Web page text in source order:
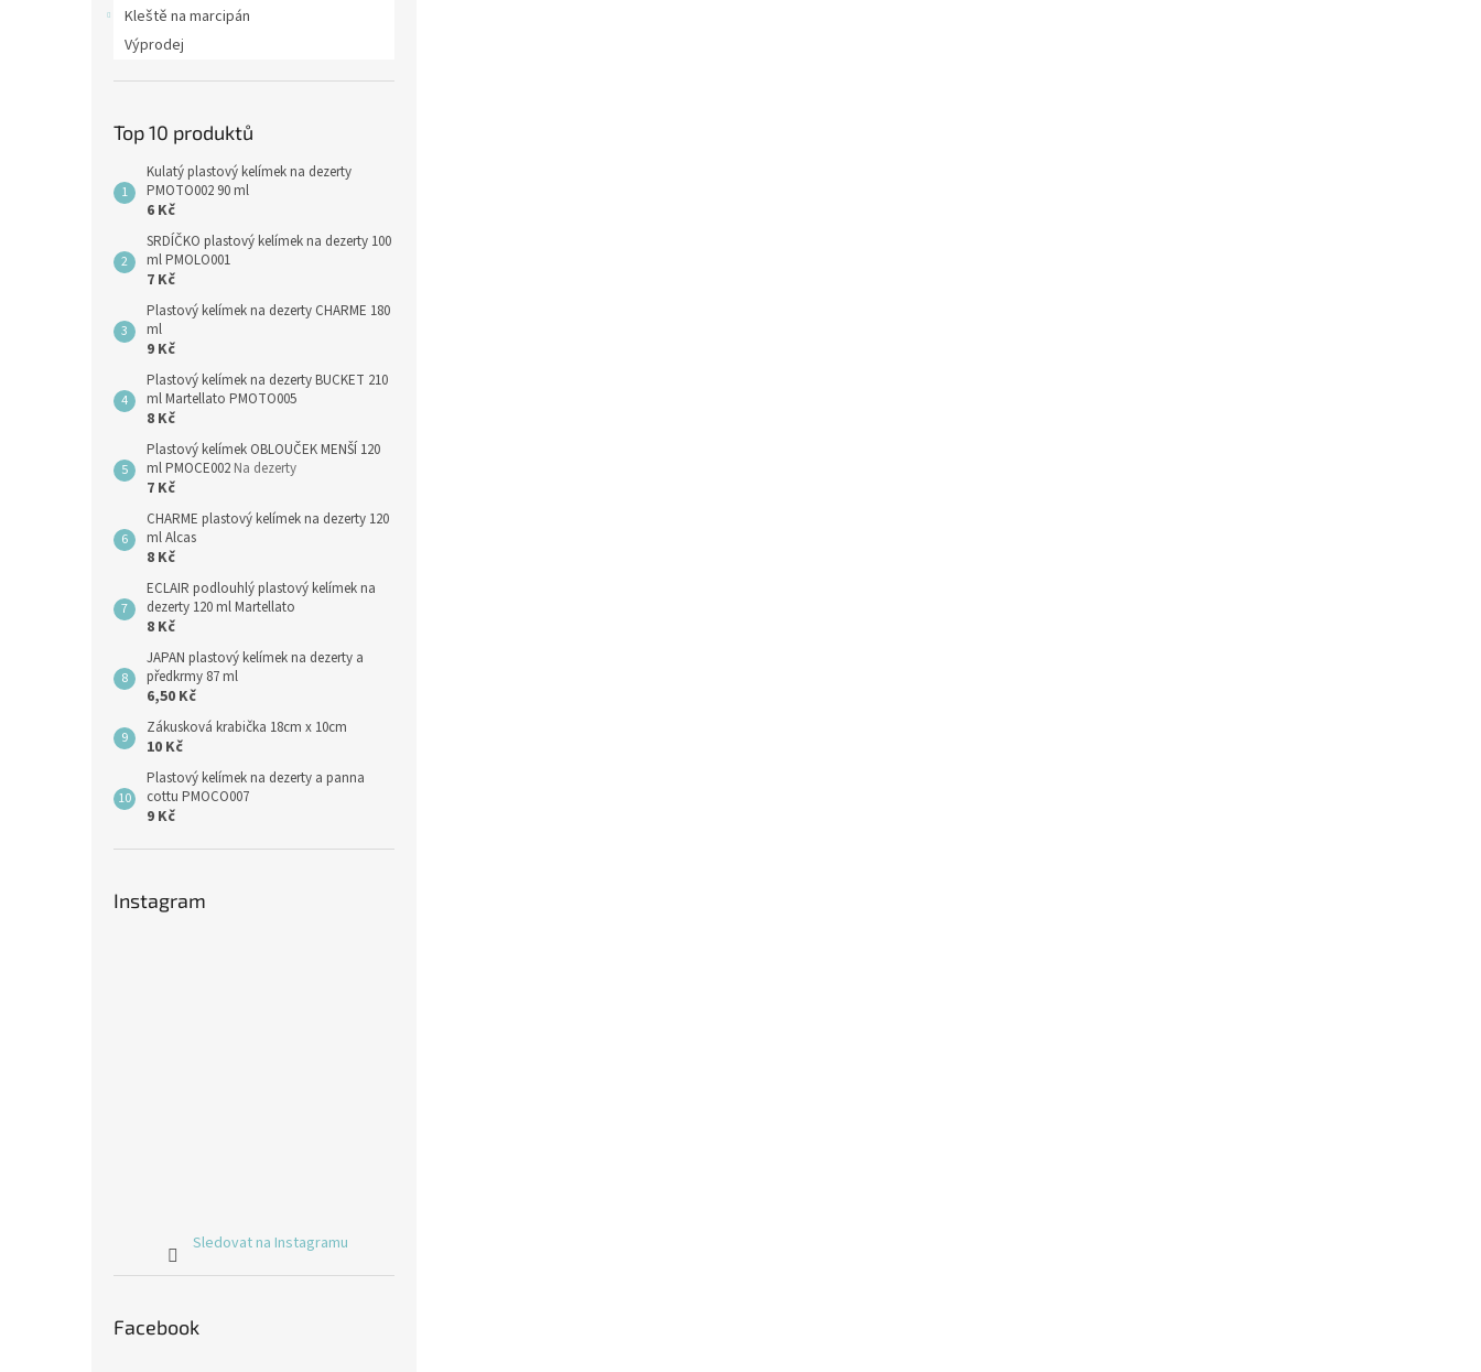
Kleště na marcipán
Výprodej
Top 10 produktů
Kulatý plastový kelímek na dezerty
PMOTO002 90 ml
6 Kč
SRDÍČKO plastový kelímek na dezerty 100
ml PMOLO001
7 Kč
Plastový kelímek na dezerty CHARME 180
ml
9 Kč
Plastový kelímek na dezerty BUCKET 210
ml Martellato PMOTO005
8 Kč
Plastový kelímek OBLOUČEK MENŠÍ 120
ml PMOCE002 Na dezerty
7 Kč
CHARME plastový kelímek na dezerty 120
ml Alcas
8 Kč
ECLAIR podlouhlý plastový kelímek na
dezerty 120 ml Martellato
8 Kč
JAPAN plastový kelímek na dezerty a
předkrmy 87 ml
6,50 Kč
Zákusková krabička 18cm x 10cm
10 Kč
Plastový kelímek na dezerty a panna
cottu PMOCO007
9 Kč
Instagram
Sledovat na Instagramu
Facebook